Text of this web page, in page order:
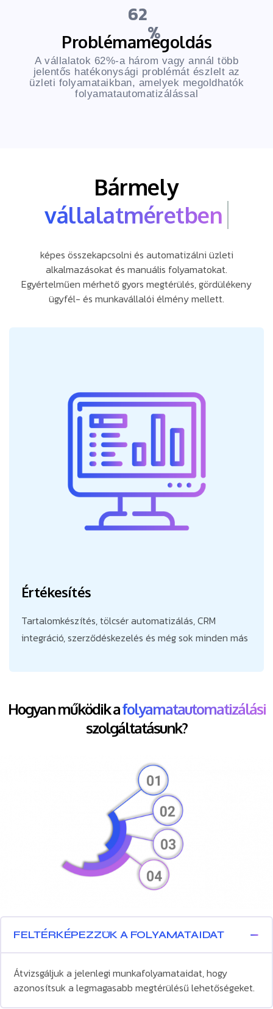
62
Problémamegoldás
A vállalatok 62%-a három vagy annál több
jelentős hatékonysági problémát észlelt az
üzleti folyamataikban, amelyek megoldhatók
folyamatautomatizálással
Bármelyiparágban
képes összekapcsolni és automatizálni üzleti
Egyértelműen mérhető gyors megtérülés, gördülékeny
ügyfél- és munkavállalói élmény mellett.
Tartalomkészítés, tölcsér automatizálás, CRM
szolgáltatásunk?